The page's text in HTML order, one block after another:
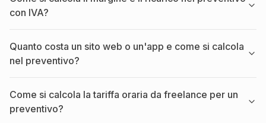
con IVA?
Quanto costa un sito web o un'app e come si calcola
nel preventivo?
Come si calcola la tariffa oraria da freelance per un
preventivo?